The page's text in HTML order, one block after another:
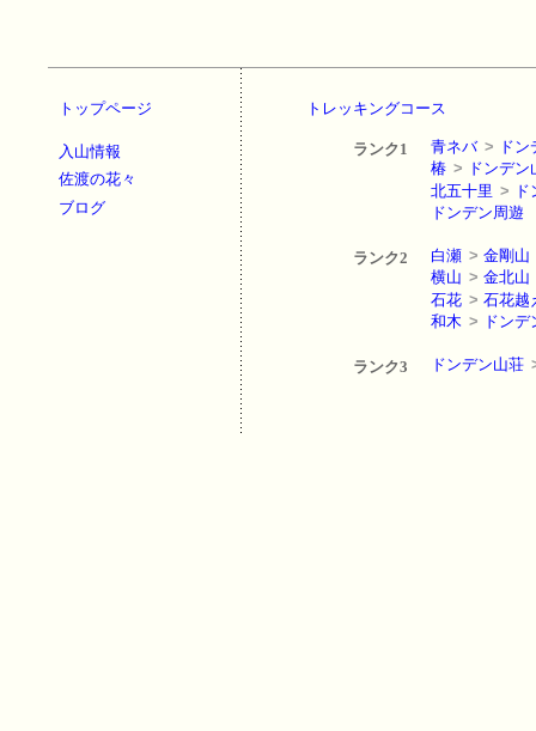
トップページ
入山情報
佐渡の花々
ブログ
トレッキングコース
ランク1 青ネバ > ド
椿 > ドンデン
北五十里 >
ドンデン周遊
ランク2 白瀬 > 金剛山
横山 > 金北山
石花 > 石花越
和木 > ドンデ
ランク3 ドンデン山荘